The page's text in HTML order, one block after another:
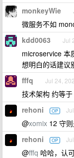
monkeyWie
微服务不如
kdd0063 Jul
microservice 本
想明白的话建议
fffq Jul 24,
技术架构 约等
rehoni OP
@xomix 12 守
rehoni OP
@fffq 哈哈，认